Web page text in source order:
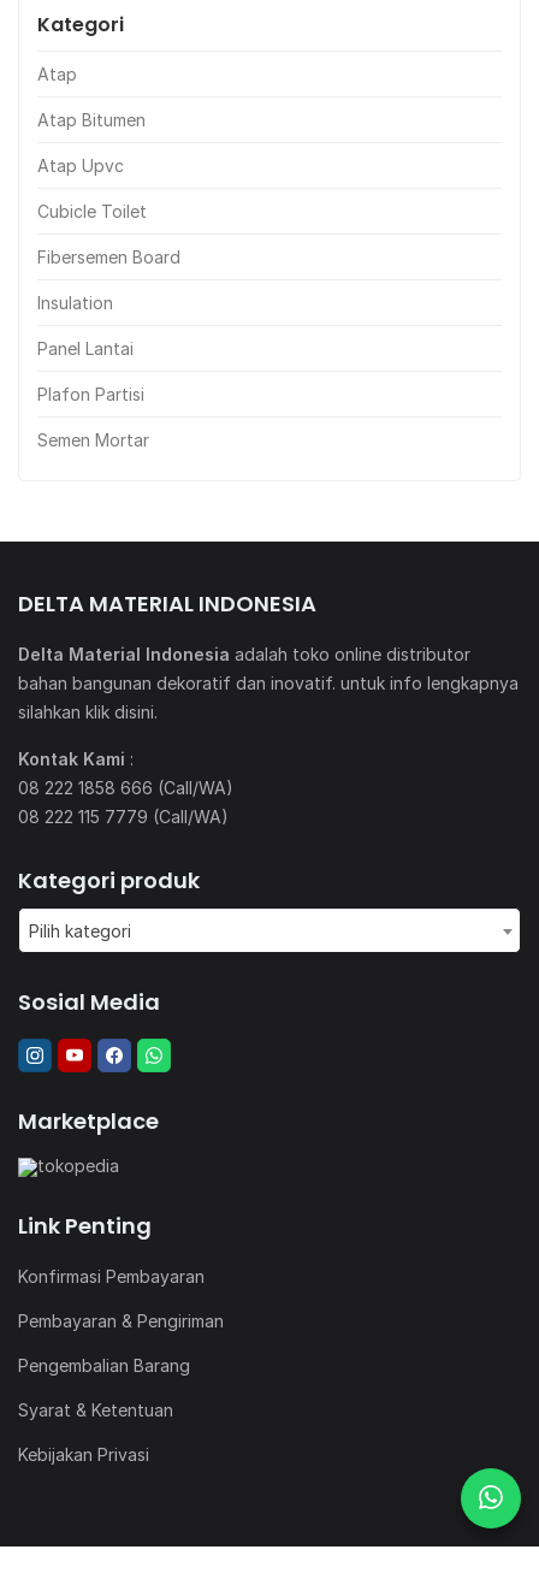
Kategori
Atap
Atap Bitumen
Atap Upvc
Cubicle Toilet
Fibersemen Board
Insulation
Panel Lantai
Plafon Partisi
Semen Mortar
DELTA MATERIAL INDONESIA
Delta Material Indonesia adalah toko online distributor
bahan bangunan dekoratif dan inovatif. untuk info lengkapnya
silahkan klik disini.
Kontak Kami :
08 222 1858 666 (Call/WA)
08 222 115 7779 (Call/WA)
Kategori produk
Pilih kategori
Sosial Media
Marketplace
Link Penting
Konfirmasi Pembayaran
Pembayaran & Pengiriman
Pengembalian Barang
Syarat & Ketentuan
Kebijakan Privasi